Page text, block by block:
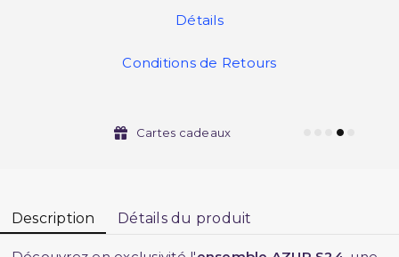
Détails
Conditions de Retours
Cartes cadeaux
Description Détails du produit